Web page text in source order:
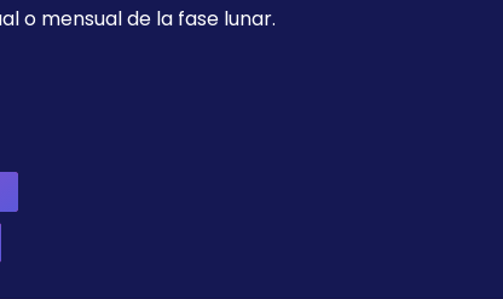
o mensual de la fase lunar.